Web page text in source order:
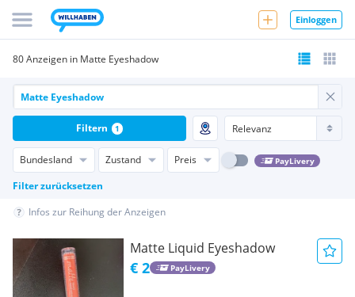
Einloggen
80 Anzeigen in Matte Eyeshadow
Bundesland Zustand Preis PayLivery
Filter zurücksetzen
Filtern 1
Infos zur Reihung der Anzeigen
Matte Liquid Eyeshadow
€ 2 PayLivery